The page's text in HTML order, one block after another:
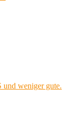
weniger gute.